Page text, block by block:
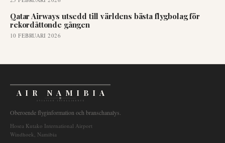
Qatar Airways utsedd till världens bästa flygbolag för
rekordåttonde gången
10 FEBRUARI 2026
AIR NAMIBIA
AVIATION INTELLIGENCE
Oberoende flyginformation och branschanalys.
Hosea Kutako International Airport
Windhoek, Namibia